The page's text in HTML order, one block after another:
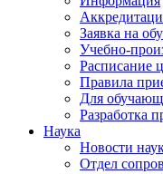
Заявка на
Учебно-
Расписание
Правила
Для
Разработка
Наука
Новости
Отдел